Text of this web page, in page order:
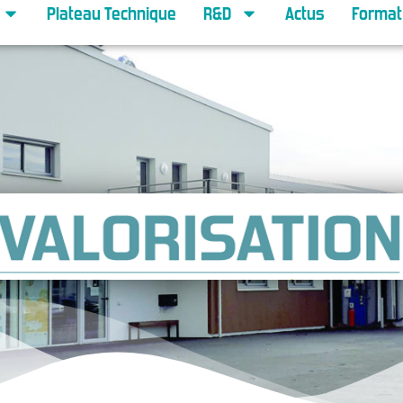
Plateau Technique R&D Actus